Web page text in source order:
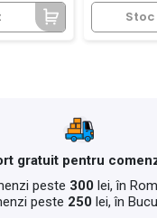
Stoc
gratuit pentru
peste 300lei, în
peste 250lei, în